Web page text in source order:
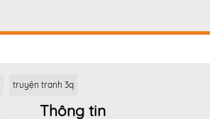
truyện tranh 3q
Thông tin